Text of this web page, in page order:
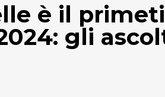
è il
gli